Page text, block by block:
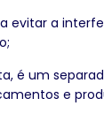
evitar a
é um
e